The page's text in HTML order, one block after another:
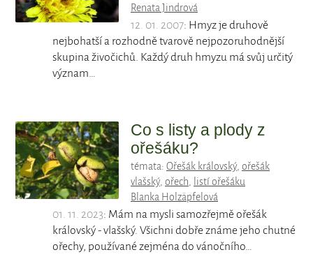
Renata Jindrová
12. 01. 2007: Hmyz je druhově
nejbohatší a rozhodně tvarově nejpozoruhodnější
skupina živočichů. Každý druh hmyzu má svůj určitý
význam…
Co s listy a plody z
ořešáku?
témata: Ořešák královský, ořešák
vlašský, ořech, listí ořešáku
Blanka Holzäpfelová
01. 11. 2023: Mám na mysli samozřejmě ořešák
královský - vlašský. Všichni dobře známe jeho chutné
ořechy, používané zejména do vánočního…